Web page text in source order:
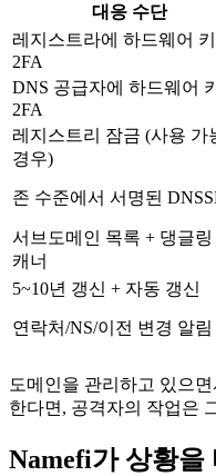
대응 수단
레지스트라에 하드웨어 키
2FA
DNS 공급자에 하드웨어 키
2FA
레지스트리 잠금 (사용 가
경우)
존 수준에서 서명된
서브도메인 목록 + 댕글링
캐너
5~10년 갱신 + 자동 갱신
연락처/NS/이전 변경 알림
도메인을 관리하고 있으
한다면, 공격자의 작업은
Namefi가 상황을